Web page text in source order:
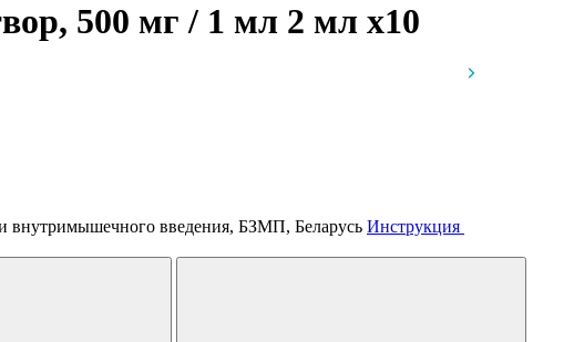
500 мг / 1 мл 2 мл x10
внутримышечного введения, БЗМП, Беларусь Инструкция